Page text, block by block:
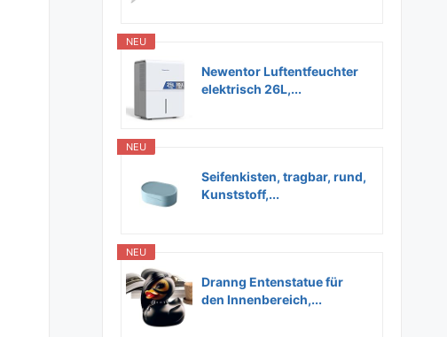
NEU
Newentor Luftentfeuchter
elektrisch 26L,...
NEU
Seifenkisten, tragbar, rund,
Kunststoff,...
NEU
Dranng Entenstatue für
den Innenbereich,...